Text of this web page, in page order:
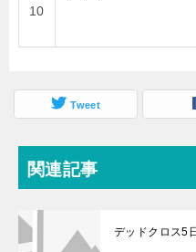
10
Tweet
関連記事
デッドクロス5